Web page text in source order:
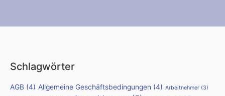
Schlagwörter
AGB (4) Allgemeine Geschäftsbedingungen (4) Arbeitnehmer (3)